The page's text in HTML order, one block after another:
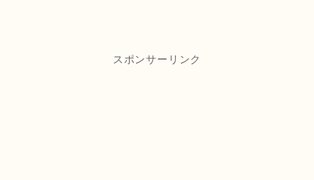
スポンサーリンク